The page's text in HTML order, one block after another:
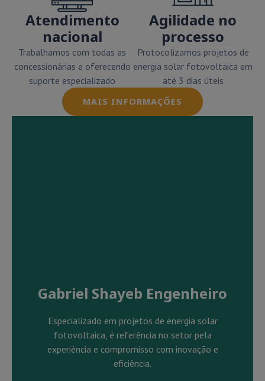
Atendimento
nacional
Trabalhamos com todas as
concessionárias e oferecendo
suporte especializado
Agilidade no
processo
Protocolizamos projetos de
energia solar fotovoltaica em
até 3 dias úteis
MAIS INFORMAÇÕES
Gabriel Shayeb Engenheiro
Especializado em projetos de energia solar
fotovoltaica, é referência no setor pela
experiência e compromisso com inovação e
eficiência.